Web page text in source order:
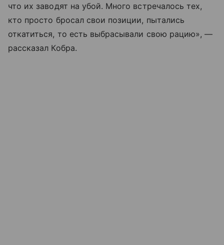
что их заводят на убой. Много встречалось тех,
кто просто бросал свои позиции, пытались
откатиться, то есть выбрасывали свою рацию», —
рассказал Кобра.